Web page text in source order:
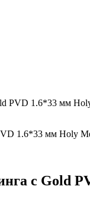
PVD 1.6*33 мм
с Gold